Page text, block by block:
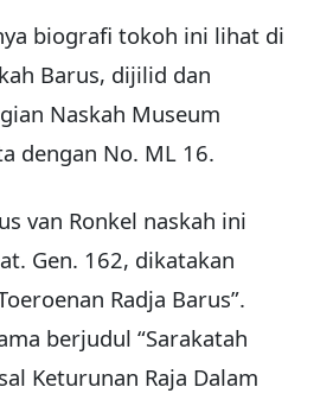
biografi tokoh ini lihat di
Barus, dijilid dan
Naskah Museum
dengan No. ML 16.
van Ronkel naskah ini
Gen. 162, dikatakan
Radja Barus”.
berjudul “Sarakatah
Keturunan Raja Dalam